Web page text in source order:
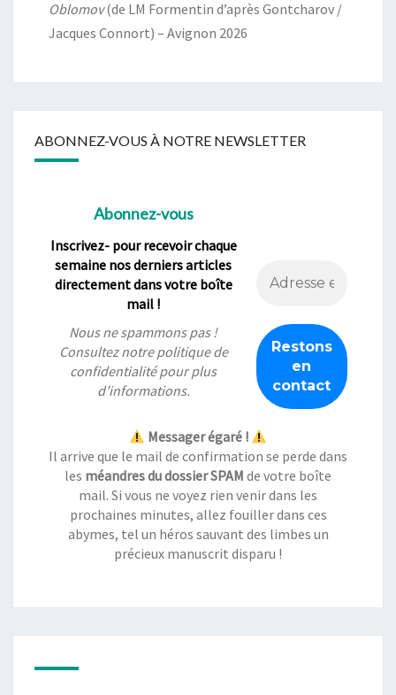
Oblomov(de LM Formentin d’après Gontcharov /
Jacques Connort) – Avignon 2026
ABONNEZ-VOUS À NOTRE NEWSLETTER
Abonnez-vous
Inscrivez- pour recevoir chaque
semaine nos derniers articles
directement dans votre boîte
mail !
Nous ne spammons pas !
Consultez notrepolitique de
confidentialitépour plus
d’informations.
Messager égaré !
Il arrive que le mail de confirmation se perde dans
les méandres du dossier SPAM de votre boîte
mail. Si vous ne voyez rien venir dans les
prochaines minutes, allez fouiller dans ces
abymes, tel un héros sauvant des limbes un
précieux manuscrit disparu !